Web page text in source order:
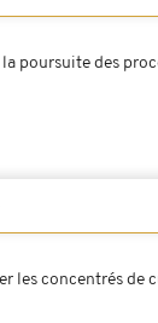
la poursuite des
les concentrés de